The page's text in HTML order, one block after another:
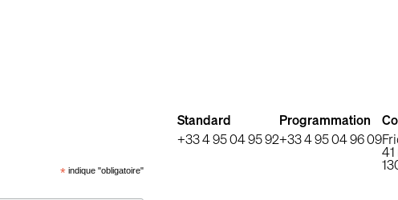
*indique "obligatoire"
Standard
+33 4 95 04 95 92
Programmation
+33 4 95 04 96 09
41